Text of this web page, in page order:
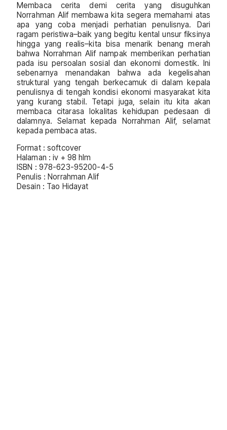
Membaca cerita demi cerita yang disuguhkan
Norrahman Alif membawa kita segera memahami atas
apa yang coba menjadi perhatian penulisnya. Dari
ragam peristiwa–baik yang begitu kental unsur fiksinya
hingga yang realis–kita bisa menarik benang merah
bahwa Norrahman Alif nampak memberikan perhatian
pada isu persoalan sosial dan ekonomi domestik. Ini
sebenarnya menandakan bahwa ada kegelisahan
struktural yang tengah berkecamuk di dalam kepala
penulisnya di tengah kondisi ekonomi masyarakat kita
yang kurang stabil. Tetapi juga, selain itu kita akan
membaca citarasa lokalitas kehidupan pedesaan di
dalamnya. Selamat kepada Norrahman Alif, selamat
kepada pembaca atas.
Format : softcover
Halaman : iv + 98 hlm
ISBN : 978-623-95200-4-5
Penulis : Norrahman Alif
Desain : Tao Hidayat